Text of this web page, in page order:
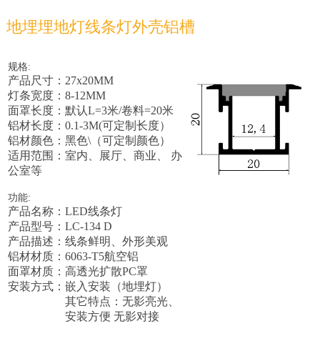
地埋埋地灯线条灯外壳铝槽
规格:
产品尺寸：27x20MM
灯条宽度：8-12MM
面罩长度：默认L=3米/卷料=20米
铝材长度：0.1-3M(可定制长度）
铝材颜色：黑色\（可定制颜色）
适用范围：室内、展厅、商业、 办
公室等
功能:
产品名称：LED线条灯
产品型号：LC-134 D
产品描述： 线条鲜明、外形美观
铝材材质：6063-T5航空铝
面罩材质：高透光扩散PC罩
安装方式：嵌入安装（地埋灯）
其它特点： 无影亮光、
安装方便 无影对接